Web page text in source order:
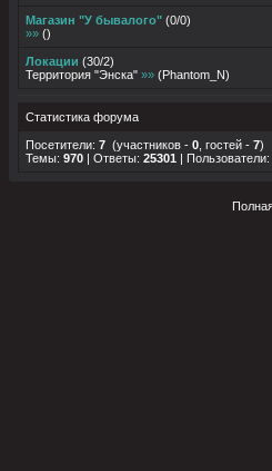
Магазин "У бывалого" (0/0)
»» ()
Локации (30/2)
Территория "Энска" »» (Phantom_N)
Статистика форума
Посетители: 7 (участников - 0 , гостей - 7)
Темы: 970 | Ответы: 25301 | Пользователи: